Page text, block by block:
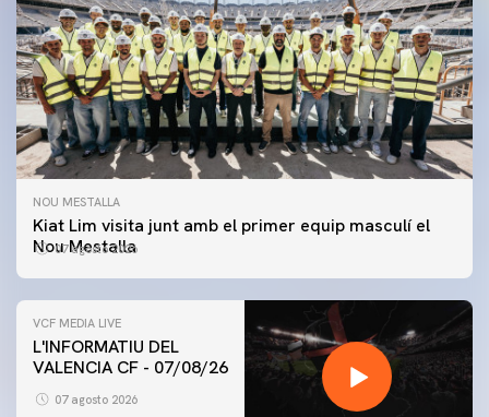
NOU MESTALLA
Kiat Lim visita junt amb el primer equip masculí el
Nou Mestalla
07 agosto 2026
VCF MEDIA LIVE
L'INFORMATIU DEL
VALENCIA CF - 07/08/26
07 agosto 2026
PRIMER EQUIP
ENTRENAMENT DEL VALENCIA CF 7/8/2026